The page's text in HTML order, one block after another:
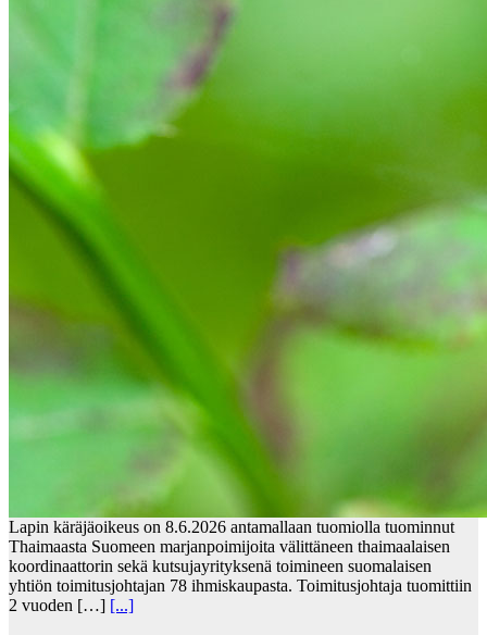
Lapin käräjäoikeus on 8.6.2026 antamallaan tuomiolla tuominnut
Thaimaasta Suomeen marjanpoimijoita välittäneen thaimaalaisen
koordinaattorin sekä kutsujayrityksenä toimineen suomalaisen
yhtiön toimitusjohtajan 78 ihmiskaupasta. Toimitusjohtaja tuomittiin
2 vuoden […] [...]